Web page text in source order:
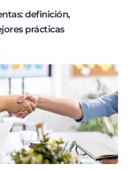
definición,
prácticas